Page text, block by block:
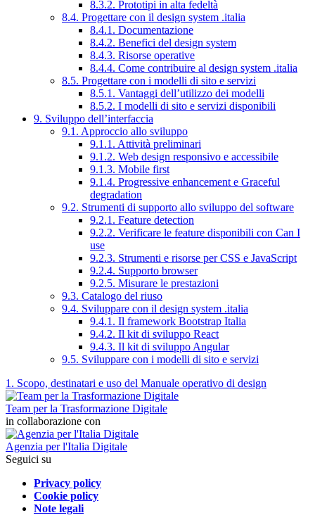
8.3.2. Prototipi in alta fedeltà
8.4. Progettare con il design system .italia
8.4.1. Documentazione
8.4.2. Benefici del design system
8.4.3. Risorse operative
8.4.4. Come contribuire al design system .italia
8.5. Progettare con i modelli di sito e servizi
8.5.1. Vantaggi dell’utilizzo dei modelli
8.5.2. I modelli di sito e servizi disponibili
9. Sviluppo dell’interfaccia
9.1. Approccio allo sviluppo
9.1.1. Attività preliminari
9.1.2. Web design responsivo e accessibile
9.1.3. Mobile first
9.1.4. Progressive enhancement e Graceful
degradation
9.2. Strumenti di supporto allo sviluppo del software
9.2.1. Feature detection
9.2.2. Verificare le feature disponibili con Can I
use
9.2.3. Strumenti e risorse per CSS e JavaScript
9.2.4. Supporto browser
9.2.5. Misurare le prestazioni
9.3. Catalogo del riuso
9.4. Sviluppare con il design system .italia
9.4.1. Il framework Bootstrap Italia
9.4.2. Il kit di sviluppo React
9.4.3. Il kit di sviluppo Angular
9.5. Sviluppare con i modelli di sito e servizi
1. Scopo, destinatari e uso del Manuale operativo di design
Team per la Trasformazione Digitale
in collaborazione con
Agenzia per l'Italia Digitale
Seguici su
Privacy policy
Cookie policy
Note legali